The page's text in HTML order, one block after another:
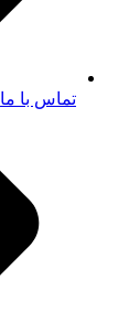
تماس با ما